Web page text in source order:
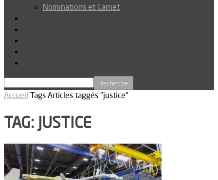
Nominations et Carnet
Accueil Tags Articles taggés "justice"
TAG: JUSTICE